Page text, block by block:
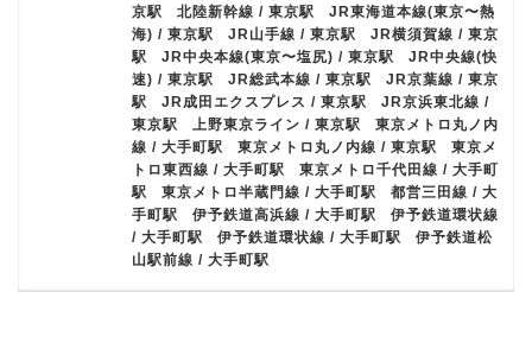
京駅 北陸新幹線 / 東京駅 JR東海道本線(東京〜熱
海) / 東京駅 JR山手線 / 東京駅 JR横須賀線 / 東京
駅 JR中央本線(東京〜塩尻) / 東京駅 JR中央線(快
速) / 東京駅 JR総武本線 / 東京駅 JR京葉線 / 東京
駅 JR成田エクスプレス / 東京駅 JR京浜東北線 /
東京駅 上野東京ライン / 東京駅 東京メトロ丸ノ内
線 / 大手町駅 東京メトロ丸ノ内線 / 東京駅 東京メ
トロ東西線 / 大手町駅 東京メトロ千代田線 / 大手町
駅 東京メトロ半蔵門線 / 大手町駅 都営三田線 / 大
手町駅 伊予鉄道高浜線 / 大手町駅 伊予鉄道環状線
/ 大手町駅 伊予鉄道環状線 / 大手町駅 伊予鉄道松
山駅前線 / 大手町駅